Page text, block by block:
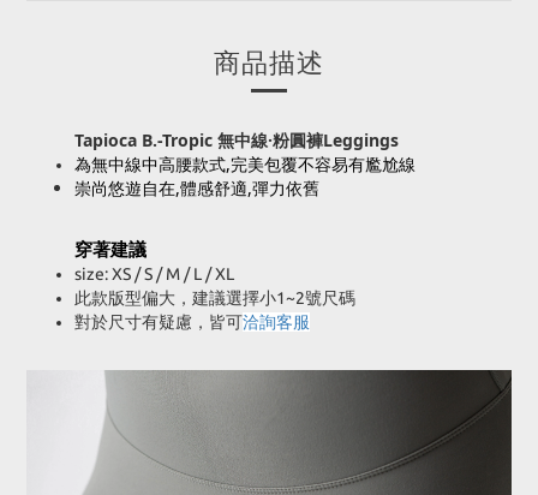
商品描述
Tapioca B.-Tropic 無中線·粉圓褲Leggings
為無中線中高腰款式,完美包覆不容易有尷尬線
崇尚悠遊自在,體感舒適,彈力依舊
穿著建議
size: XS / S / M / L / XL
此款版型偏大，建議選擇小1~2號尺碼
對於尺寸有疑慮，皆可洽詢客服